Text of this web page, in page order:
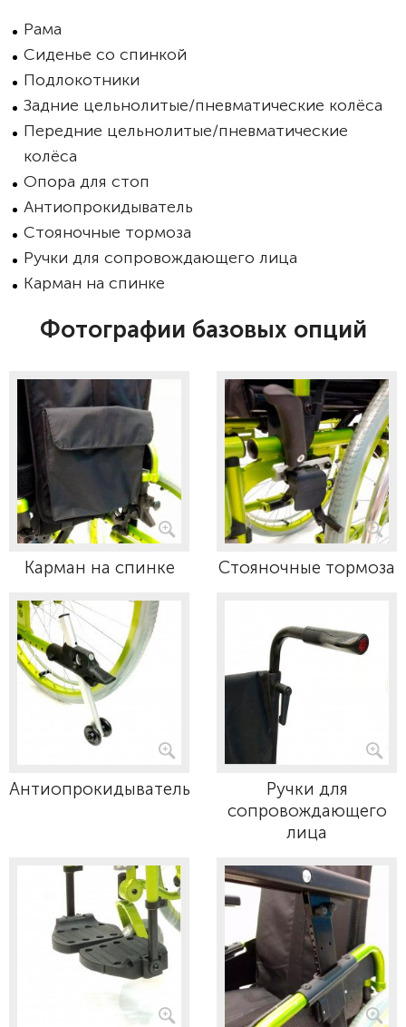
Рама
Сиденье со спинкой
Подлокотники
Задние цельнолитые/пневматические колёса
Передние цельнолитые/пневматические
колёса
Опора для стоп
Антиопрокидыватель
Стояночные тормоза
Ручки для сопровождающего лица
Карман на спинке
Фотографии базовых опций
Карман на спинке Стояночные тормоза
Антиопрокидыватель
Ручки для
сопровождающего
лица